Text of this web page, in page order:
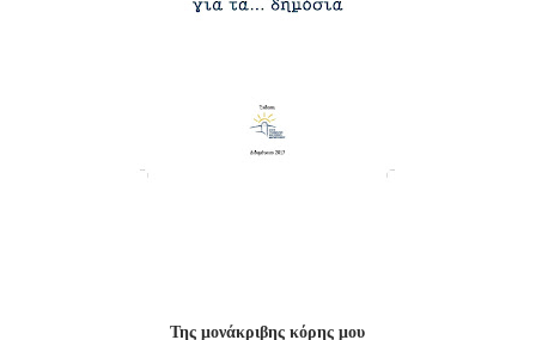
Της μονάκριβης κόρης μου